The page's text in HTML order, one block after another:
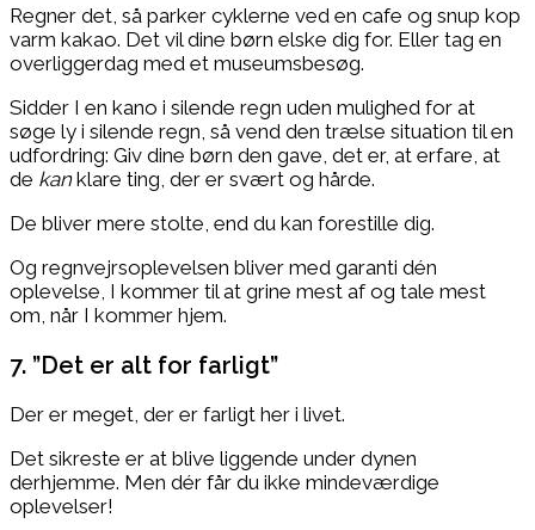
Regner det, så parker cyklerne ved en cafe og snup kop
varm kakao. Det vil dine børn elske dig for. Eller tag en
overliggerdag med et museumsbesøg.
Sidder I en kano i silende regn uden mulighed for at
søge ly i silende regn, så vend den trælse situation til en
udfordring: Giv dine børn den gave, det er, at erfare, at
de kanklare ting, der er svært og hårde.
De bliver mere stolte, end du kan forestille dig.
Og regnvejrsoplevelsen bliver med garanti dén
oplevelse, I kommer til at grine mest af og tale mest
om, når I kommer hjem.
7. ”Det er alt for farligt”
Der er meget, der er farligt her i livet.
Det sikreste er at blive liggende under dynen
derhjemme. Men dér får du ikke mindeværdige
oplevelser!